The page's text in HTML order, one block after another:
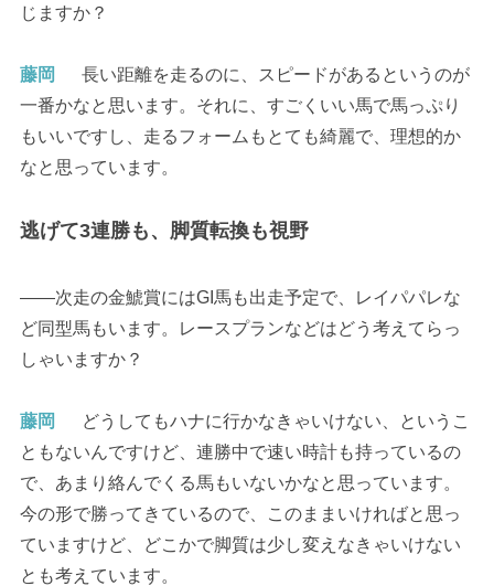
じますか？
藤岡
長い距離を走るのに、スピードがあるというのが
一番かなと思います。それに、すごくいい馬で馬っぷり
もいいですし、走るフォームもとても綺麗で、理想的か
なと思っています。
逃げて3連勝も、脚質転換も視野
――次走の金鯱賞にはGI馬も出走予定で、レイパパレな
ど同型馬もいます。レースプランなどはどう考えてらっ
しゃいますか？
藤岡
どうしてもハナに行かなきゃいけない、というこ
ともないんですけど、連勝中で速い時計も持っているの
で、あまり絡んでくる馬もいないかなと思っています。
今の形で勝ってきているので、このままいければと思っ
ていますけど、どこかで脚質は少し変えなきゃいけない
とも考えています。